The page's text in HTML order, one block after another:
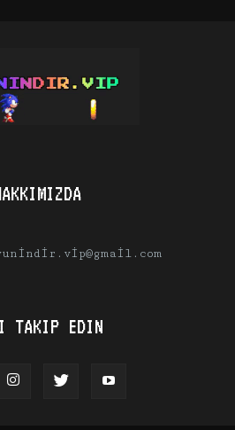
TAKIP EDIN